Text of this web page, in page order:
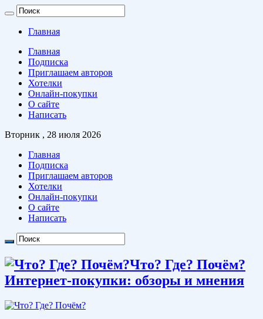
Главная
Главная
Подписка
Приглашаем авторов
Хотелки
Онлайн-покупки
О сайте
Написать
Вторник , 28 июля 2026
Главная
Подписка
Приглашаем авторов
Хотелки
Онлайн-покупки
О сайте
Написать
Что? Где? Почём?
Интернет-покупки: обзоры и мнения